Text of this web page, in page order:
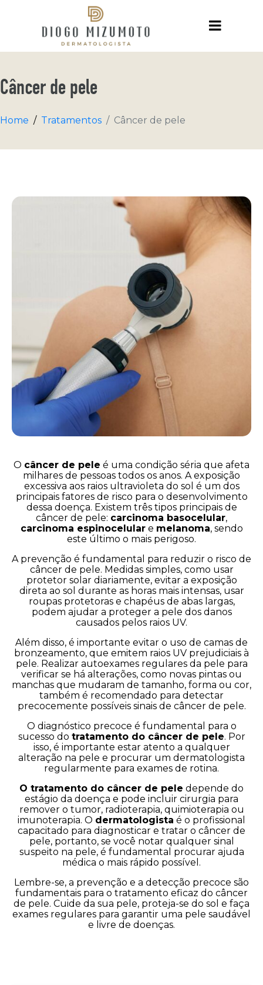
Câncer de pele
Home Tratamentos Câncer de pele
O câncer de pele é uma condição séria que afeta
milhares de pessoas todos os anos. A exposição
excessiva aos raios ultravioleta do sol é um dos
principais fatores de risco para o desenvolvimento
dessa doença. Existem três tipos principais de
câncer de pele: carcinoma basocelular,
carcinoma espinocelulare melanoma, sendo
este último o mais perigoso.
A prevenção é fundamental para reduzir o risco de
câncer de pele. Medidas simples, como usar
protetor solar diariamente, evitar a exposição
direta ao sol durante as horas mais intensas, usar
roupas protetoras e chapéus de abas largas,
podem ajudar a proteger a pele dos danos
causados pelos raios UV.
Além disso, é importante evitar o uso de camas de
bronzeamento, que emitem raios UV prejudiciais à
pele. Realizar autoexames regulares da pele para
verificar se há alterações, como novas pintas ou
manchas que mudaram de tamanho, forma ou cor,
também é recomendado para detectar
precocemente possíveis sinais de câncer de pele.
O diagnóstico precoce é fundamental para o
sucesso do tratamento do câncer de pele. Por
isso, é importante estar atento a qualquer
alteração na pele e procurar um dermatologista
regularmente para exames de rotina.
O tratamento do câncer de pele depende do
estágio da doença e pode incluir cirurgia para
remover o tumor, radioterapia, quimioterapia ou
imunoterapia. O dermatologista é o profissional
capacitado para diagnosticar e tratar o câncer de
pele, portanto, se você notar qualquer sinal
suspeito na pele, é fundamental procurar ajuda
médica o mais rápido possível.
Lembre-se, a prevenção e a detecção precoce são
fundamentais para o tratamento eficaz do câncer
de pele. Cuide da sua pele, proteja-se do sol e faça
exames regulares para garantir uma pele saudável
e livre de doenças.